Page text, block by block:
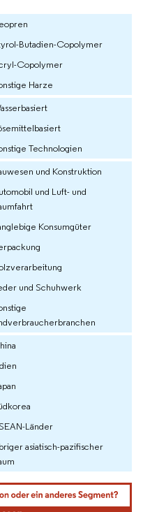
Butadien-Copolymer
Copolymer
Harze
Technologien
und Konstruktion
und Luft- und
Konsumgüter
und Schuhwerk
Länder
asiatisch-pazifischer